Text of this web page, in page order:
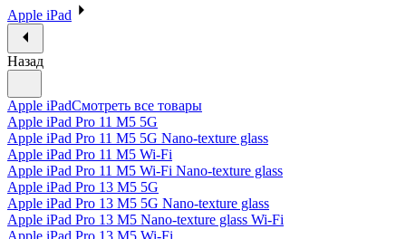
Apple iPad
Назад
Apple iPadСмотреть все товары
Apple iPad Pro 11 M5 5G
Apple iPad Pro 11 M5 5G Nano-texture glass
Apple iPad Pro 11 M5 Wi-Fi
Apple iPad Pro 11 M5 Wi-Fi Nano-texture glass
Apple iPad Pro 13 M5 5G
Apple iPad Pro 13 M5 5G Nano-texture glass
Apple iPad Pro 13 M5 Nano-texture glass Wi-Fi
Apple iPad Pro 13 M5 Wi-Fi